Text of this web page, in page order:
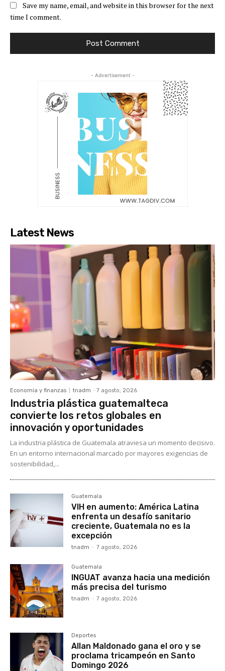
Save my name, email, and website in this browser for the next
time I comment.
- Advertisement -
Latest News
Economía y finanzas tnadm - 7 agosto, 2026
Industria plástica guatemalteca
convierte los retos globales en
innovación y oportunidades
La industria plástica de Guatemala atraviesa un momento decisivo.
En un entorno internacional marcado por mayores exigencias de
sostenibilidad,...
Guatemala
VIH en aumento: América Latina
enfrenta un desafío sanitario
creciente, Guatemala no es la
excepción
tnadm - 7 agosto, 2026
Guatemala
INGUAT avanza hacia una medición
más precisa del turismo
tnadm - 7 agosto, 2026
Deportes
Allan Maldonado gana el oro y se
proclama tricampeón en Santo
Domingo 2026